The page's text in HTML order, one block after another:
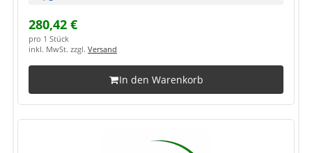
280,42 €
pro 1 Stück
inkl. MwSt. zzgl. Versand
In den Warenkorb